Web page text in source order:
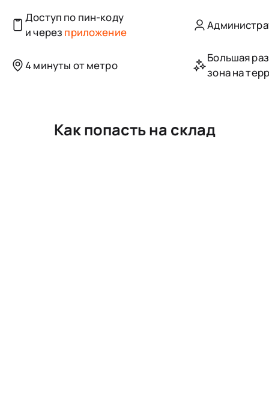
Доступ по пин-коду
и через приложение
4 минуты от метро
Большая
зона на
Как попасть на склад